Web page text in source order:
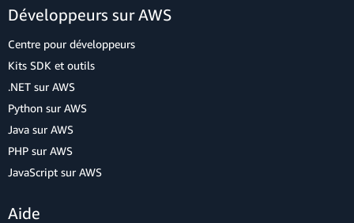
Développeurs sur AWS
Centre pour développeurs
Kits SDK et outils
.NET sur AWS
Python sur AWS
Java sur AWS
PHP sur AWS
JavaScript sur AWS
Aide